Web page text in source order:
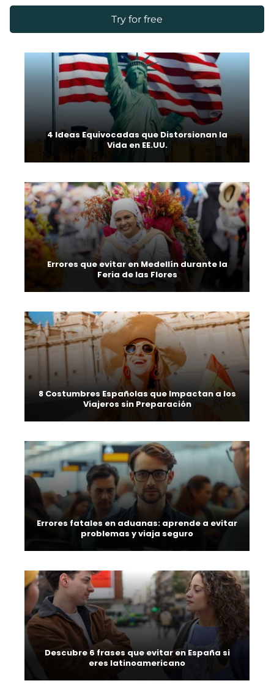
4 Ideas Equivocadas que Distorsionan la
Vida en EE.UU.
Errores que evitar en Medellín durante la
Feria de las Flores
8 Costumbres Españolas que Impactan a los
Viajeros sin Preparación
Errores fatales en aduanas: aprende a evitar
problemas y viaja seguro
Descubre 6 frases que evitar en España si
eres latinoamericano